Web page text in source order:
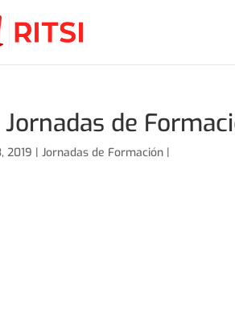
Jornadas de
2019 |Jornadas de Formación |